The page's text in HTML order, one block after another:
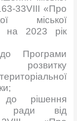
33VІІІ «Про
міської
на 2023 рік
Програми
розвитку
рішення
ради від